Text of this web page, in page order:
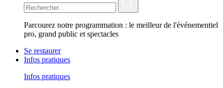
Parcourez notre programmation : le meilleur de l'événementiel
pro, grand public et spectacles
Se restaurer
Infos pratiques
Infos pratiques